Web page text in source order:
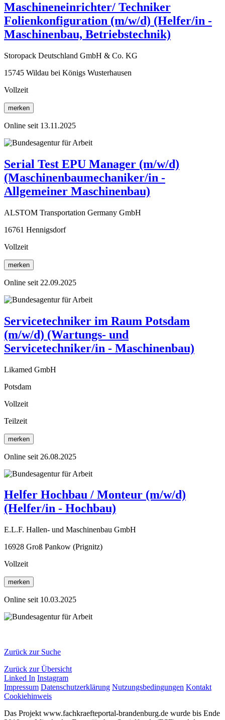
Maschineneinrichter/ Techniker
Folienkonfiguration (m/w/d) (Helfer/in -
Maschinenbau, Betriebstechnik)
Storopack Deutschland GmbH & Co. KG
15745 Wildau bei Königs Wusterhausen
Vollzeit
merken
Online seit 13.11.2025
Serial Test EPU Manager (m/w/d)
(Maschinenbaumechaniker/in -
Allgemeiner Maschinenbau)
ALSTOM Transportation Germany GmbH
16761 Hennigsdorf
Vollzeit
merken
Online seit 22.09.2025
Servicetechniker im Raum Potsdam
(m/w/d) (Wartungs- und
Servicetechniker/in - Maschinenbau)
Likamed GmbH
Potsdam
Vollzeit
Teilzeit
merken
Online seit 26.08.2025
Helfer Hochbau / Monteur (m/w/d)
(Helfer/in - Hochbau)
E.L.F. Hallen- und Maschinenbau GmbH
16928 Groß Pankow (Prignitz)
Vollzeit
merken
Online seit 10.03.2025
Zurück zur Suche
Zurück zur Übersicht
Linked In Instagram
Impressum Datenschutzerklärung Nutzungsbedingungen Kontakt
Cookiehinweis
Das Projekt www.fachkraefteportal-brandenburg.de wurde bis Ende